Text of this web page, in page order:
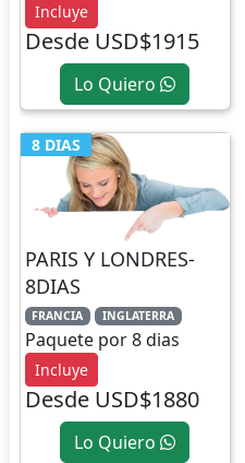
Incluye
Desde USD$1915
Lo Quiero
8 DIAS
PARIS Y LONDRES-
8DIAS
FRANCIA INGLATERRA
Paquete por 8 dias
Incluye
Desde USD$1880
Lo Quiero